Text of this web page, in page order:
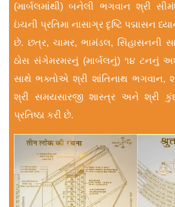
(માર્બલમાંથી) બનેલી ભગવાન શ્રી
ઇંચની પ્રતિમા નાસાગ્ર દૃષ્ટિ પદ્માસન
છે. છત્ર, ચામર, ભામંડલ, સિંહાસનની
ઠોસ સંગેમરમરનું (માર્બલનું) ૧૪ ટનનું
સાથે ભક્તોએ શ્રી શાંતિનાથ ભગવાન,
શ્રી સમયસારજી શાસ્ત્ર અને શ્રી
પ્રતિષ્ઠા કરી છે.